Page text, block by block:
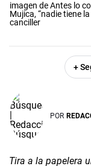
imagen de Antes lo
Mujica, “nadie tiene
canciller
+
POR
Tira a la papelera